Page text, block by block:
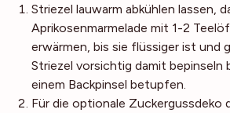
Striezel lauwarm abkühlen lassen,
Aprikosenmarmelade mit 1-2
erwärmen, bis sie flüssiger ist und
Striezel vorsichtig damit bepinseln
einem Backpinsel betupfen.
Für die optionale Zuckergussdeko